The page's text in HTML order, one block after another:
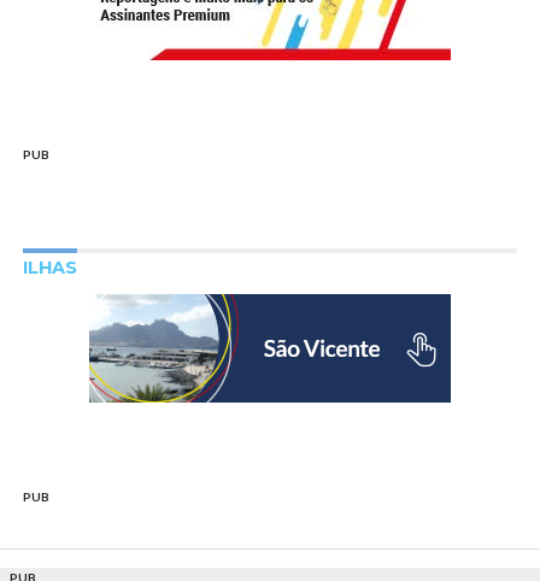
PUB
ILHAS
PUB
PUB